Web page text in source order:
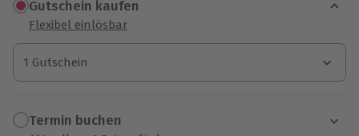
Gutschein kaufen
Flexibel einlösbar
1 Gutschein
1 Gutschein
1 Gutschein
Termin buchen